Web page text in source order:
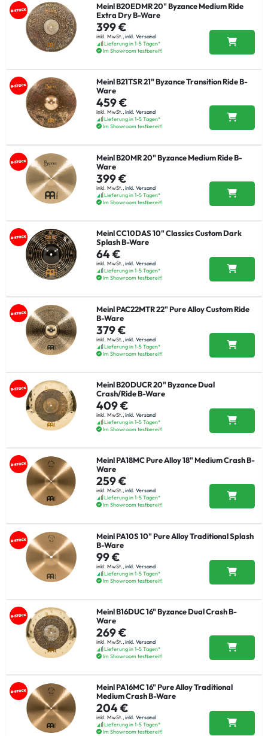
Meinl B20EDMR 20" Byzance Medium Ride
Extra Dry B-Ware
399 €
inkl. MwSt., inkl. Versand
Lieferung in 1-5 Tagen*
Im Showroom testbereit!
Meinl B21TSR 21" Byzance Transition Ride B-
Ware
459 €
inkl. MwSt.,inkl. Versand
Lieferung in 1-5 Tagen*
Im Showroom testbereit!
Meinl B20MR 20" Byzance Medium Ride B-
Ware
399 €
inkl. MwSt., inkl. Versand
Lieferung in 1-5 Tagen*
Im Showroom testbereit!
Meinl CC10DAS 10" Classics Custom Dark
Splash B-Ware
64 €
inkl. MwSt., inkl. Versand
Lieferung in 1-5 Tagen*
Im Showroom testbereit!
Meinl PAC22MTR 22" Pure Alloy Custom Ride
B-Ware
379 €
inkl. MwSt., inkl. Versand
Lieferung in 1-5 Tagen*
Im Showroom testbereit!
Meinl B20DUCR 20" Byzance Dual
Crash/Ride B-Ware
409 €
inkl. MwSt., inkl. Versand
Lieferung in 1-5 Tagen*
Im Showroom testbereit!
Meinl PA18MC Pure Alloy 18" Medium Crash B-
Ware
259 €
inkl. MwSt.,inkl. Versand
Lieferung in 1-5 Tagen*
Im Showroom testbereit!
Meinl PA10S 10" Pure Alloy Traditional Splash
B-Ware
99 €
inkl. MwSt., inkl. Versand
Lieferung in 1-5 Tagen*
Im Showroom testbereit!
Meinl B16DUC 16" Byzance Dual Crash B-
Ware
269 €
inkl. MwSt., inkl. Versand
Lieferung in 1-5 Tagen*
Im Showroom testbereit!
Meinl PA16MC 16" Pure Alloy Traditional
Medium Crash B-Ware
204 €
inkl. MwSt.,inkl. Versand
Lieferung in 1-5 Tagen*
Im Showroom testbereit!